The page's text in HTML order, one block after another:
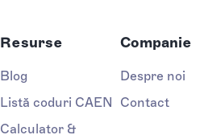
Resurse
Blog
Listă coduri CAEN
Calculator &
Companie
Despre noi
Contact